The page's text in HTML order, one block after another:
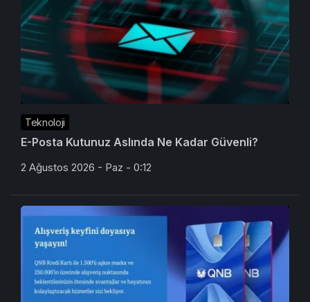
Teknoloji
E-Posta Kutunuz Aslında Ne Kadar Güvenli?
2 Ağustos 2026 - Paz - 0:12